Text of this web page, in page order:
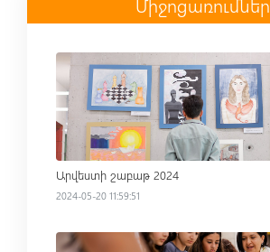
Միջոցառումներ
Read more
Արվեստի շաբաթ 2024
2024-05-20 11:59:51
Read more